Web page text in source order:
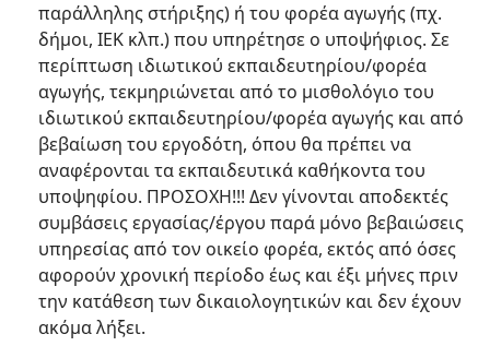
παράλληλης στήριξης) ή του φορέα αγωγής (πχ.
δήμοι, ΙΕΚ κλπ.) που υπηρέτησε ο υποψήφιος. Σε
περίπτωση ιδιωτικού εκπαιδευτηρίου/φορέα
αγωγής, τεκμηριώνεται από το μισθολόγιο του
ιδιωτικού εκπαιδευτηρίου/φορέα αγωγής και από
βεβαίωση του εργοδότη, όπου θα πρέπει να
αναφέρονται τα εκπαιδευτικά καθήκοντα του
υποψηφίου. ΠΡΟΣΟΧΗ!!! Δεν γίνονται αποδεκτές
συμβάσεις εργασίας/έργου παρά μόνο βεβαιώσεις
υπηρεσίας από τον οικείο φορέα, εκτός από όσες
αφορούν χρονική περίοδο έως και έξι μήνες πριν
την κατάθεση των δικαιολογητικών και δεν έχουν
ακόμα λήξει.